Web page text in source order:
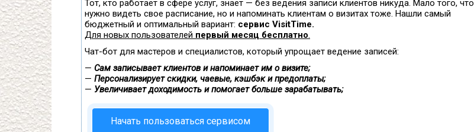
Тот, кто работает в сфере услуг, знает — без ведения записи клиентов никуда. Мало того, что
нужно видеть свое расписание, но и напоминать клиентам о визитах тоже. Нашли самый
бюджетный и оптимальный вариант: сервис VisitTime.
Для новых пользователей первый месяц бесплатно.
Чат-бот для мастеров и специалистов, который упрощает ведение записей:
— Сам записывает клиентов и напоминает им о визите;
— Персонализирует скидки, чаевые, кэшбэк и предоплаты;
— Увеличивает доходимость и помогает больше зарабатывать;
Начать пользоваться сервисом